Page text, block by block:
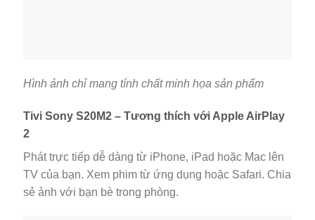
Hình ảnh chỉ mang tính chất minh họa sản phẩm
Tivi Sony S20M2 – Tương thích với Apple AirPlay
2
Phát trực tiếp dễ dàng từ iPhone, iPad hoặc Mac lên
TV của bạn. Xem phim từ ứng dụng hoặc Safari. Chia
sẻ ảnh với bạn bè trong phòng.